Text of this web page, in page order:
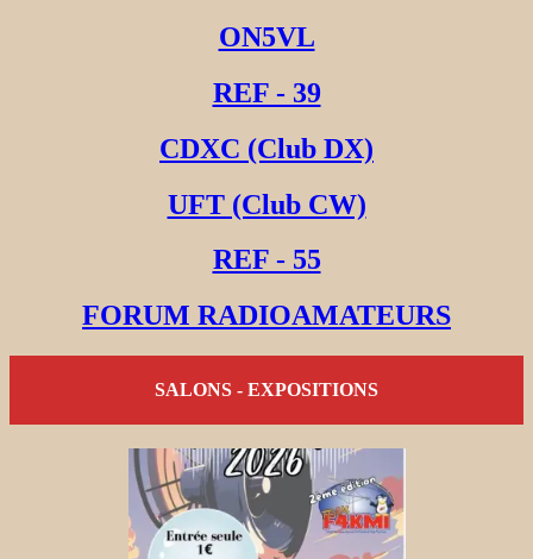
ON5VL
REF - 39
CDXC (Club DX)
UFT (Club CW)
REF - 55
FORUM RADIOAMATEURS
SALONS - EXPOSITIONS